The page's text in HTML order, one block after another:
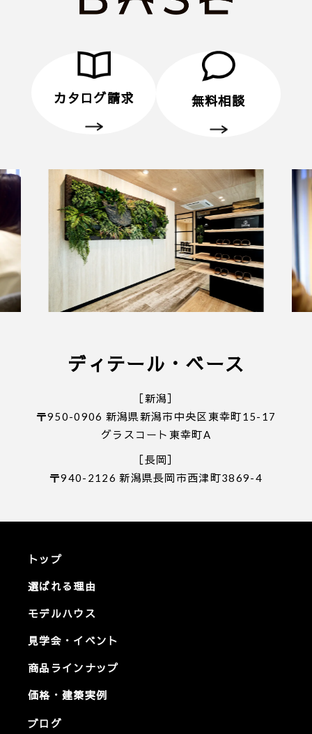
カタログ請求 無料相談
ディテール・ベース
［新潟］
〒950-0906 新潟県新潟市中央区東幸町15-17
グラスコート東幸町A
［長岡］
〒940-2126 新潟県長岡市西津町3869-4
トップ
選ばれる理由
モデルハウス
見学会・イベント
商品ラインナップ
価格・建築実例
ブログ